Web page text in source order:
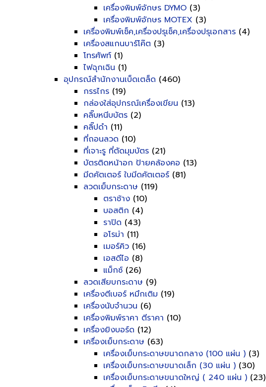
เครื่องพิมพ์อักษร DYMO (3)
เครื่องพิมพ์อักษร MOTEX (3)
เครื่องพิมพ์เช็ค,เครื่องปรุเช็ค,เครื่องปรุเอกสาร (4)
เครื่องสแกนบาร์โค๊ต (3)
โทรศัพท์ (1)
ไฟฉุกเฉิน (1)
อุปกรณ์สำนักงานเบ็ดเตล็ด (460)
กรรไกร (19)
กล่องใส่อุปกรณ์เครื่องเขียน (13)
คลิ๊บหนีบบัตร (2)
คลิ๊ปดำ (11)
ที่ถอนลวด (10)
ที่เจาะรู ที่ตัดมุมบัตร (21)
บัตรติดหน้าอก ป้ายคล้องคอ (13)
มีดคัตเตอร์ ใบมีดคัตเตอร์ (81)
ลวดเย็บกระดาษ (119)
ตราช้าง (10)
บอสติก (4)
ราปิด (43)
อโรม่า (11)
เมอร์คิว (16)
เอสดีไอ (8)
แม็กซ์ (26)
ลวดเสียบกระดาษ (9)
เครื่องตีเบอร์ หมึกเติม (19)
เครื่องนับจำนวน (6)
เครื่องพิมพ์ราคา ตีราคา (10)
เครื่องยิงบอร์ด (12)
เครื่องเย็บกระดาษ (63)
เครื่องเย็บกระดาษขนาดกลาง (100 แผ่น ) (3)
เครื่องเย็บกระดาษขนาดเล็ก (30 แผ่น ) (30)
เครื่องเย็บกระดาษขนาดใหญ่ ( 240 แผ่น ) (23)